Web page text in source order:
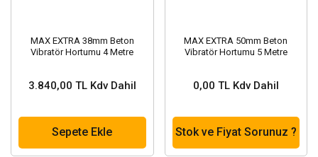
MAX EXTRA 38mm Beton
Vibratör Hortumu 4 Metre
3.840,00 TL Kdv Dahil
Sepete Ekle
MAX EXTRA 50mm Beton
Vibratör Hortumu 5 Metre
0,00 TL Kdv Dahil
Stok ve Fiyat Sorunuz ?